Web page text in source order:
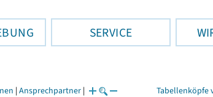
SERVICE
| Ansprechpartner | Tabellenköpfe